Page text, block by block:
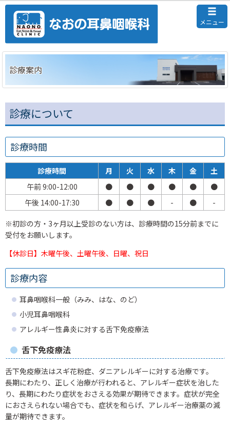
メニュー
診療案内
診療について
診療時間
診療時間 月 火 水 木 金
土
午前 9:00-12:00
● ● ● ● ●
●
午後 14:00-17:30
● ● ● - ● -
※初診の方・3ヶ月以上受診のない方は、診療時間の15分前までに
受付をお願いします。
【休診日】木曜午後、土曜午後、日曜、祝日
診療内容
耳鼻咽喉科一般（みみ、はな、のど）
小児耳鼻咽喉科
アレルギー性鼻炎に対する舌下免疫療法
舌下免疫療法
舌下免疫療法はスギ花粉症、ダニアレルギーに対する治療です。
長期にわたり、正しく治療が行われると、アレルギー症状を治した
り、長期にわたり症状をおさえる効果が期待できます。症状が完全
におさえられない場合でも、症状を和らげ、アレルギー治療薬の減
量が期待できます。